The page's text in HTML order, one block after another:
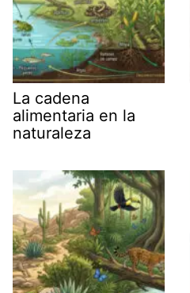
La cadena
alimentaria en la
naturaleza